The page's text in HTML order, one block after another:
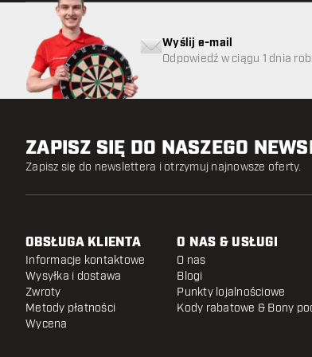
Wyślij e-mail
Odpowiedź w ciągu 1 dnia
ZAPISZ SIĘ DO NASZEGO
Zapisz się do newslettera i otrzymuj najnowsze oferty.
OBSŁUGA KLIENTA
Informacje kontaktowe
Wysyłka i dostawa
Zwroty
Metody płatności
Wycena
O NAS & USŁUGI
O nas
Blogi
Punkty lojalnościowe
Kody rabatowe & Bony